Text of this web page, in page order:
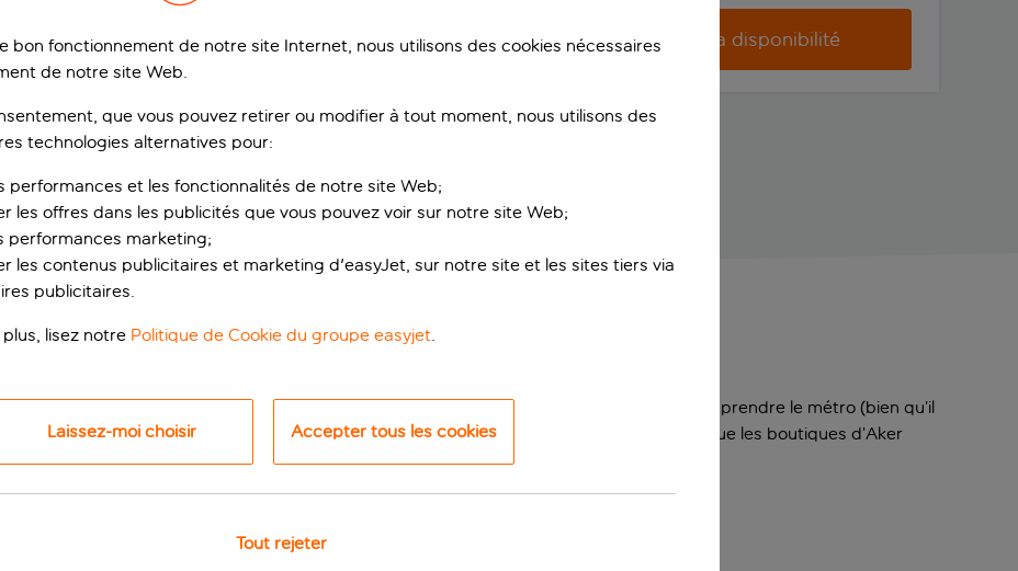
Vérifier la disponibilité
centre-ville
royal, le Scandic St. Olavs Plass est un excellent choix pour découvrir la ville à pied sans prendre le métro (bien qu’il
Théâtre national et son traditionnel Theatercaféen se trouvent à quelques pas, tandis que les boutiques d’Aker
à pied.
bon fonctionnement de notre site Internet, nous utilisons des cookies nécessaires
de notre site Web.
que vous pouvez retirer ou modifier à tout moment, nous utilisons des
technologies alternatives pour:
performances et les fonctionnalités de notre site Web;
les offres dans les publicités que vous pouvez voir sur notre site Web;
performances marketing;
les contenus publicitaires et marketing d'easyJet, sur notre site et les sites tiers via
publicitaires.
lisez notre Politique de Cookie du groupe easyjet.
Laissez-moi choisir Accepter tous les cookies
Tout rejeter